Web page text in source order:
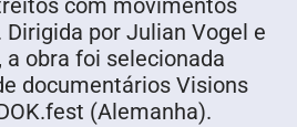
com movimentos
por Julian Vogel e
obra foi selecionada
documentários Visions
(Alemanha).